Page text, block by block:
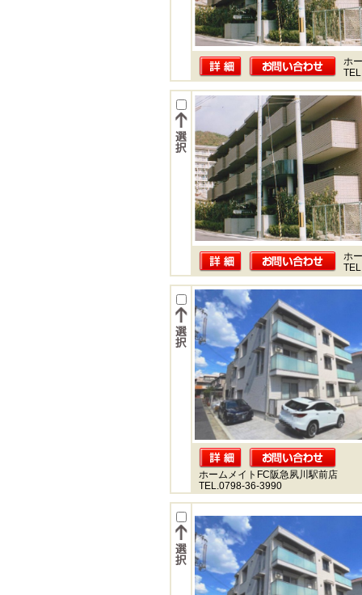
ホ
ホ
ホームメイトFC阪急夙川駅前店
TEL.0798-36-3990